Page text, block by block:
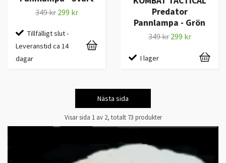
349 kr 299 kr
Tillfälligt slut -
Leveranstid ca 14
dagar
Predator
Pannlampa - Grön
349 kr 299 kr
I lager
Nästa sida
Visar sida 1 av 2, totalt 73 produkter